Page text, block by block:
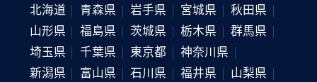
北海道
青森県 岩手県 宮城県
秋田県
山形県
福島県 茨城県 栃木県
群馬県
埼玉県
千葉県 東京都
神奈川県
新潟県
富山県 石川県 福井県
山梨県